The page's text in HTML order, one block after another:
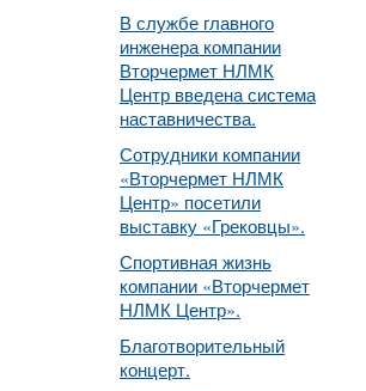
В службе главного
инженера компании
Вторчермет НЛМК
Центр введена система
наставничества.
Сотрудники компании
«Вторчермет НЛМК
Центр» посетили
выставку «Грековцы».
Спортивная жизнь
компании «Вторчермет
НЛМК Центр».
Благотворительный
концерт.